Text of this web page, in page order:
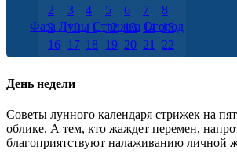
2
3 4 5 6 7
8
9
10 11 12 13 14 15
16 17 18 19 20 21
22
23 24 25 26 27 28
29 30
Фаза Луны Стрижка Огород
День недели
Советы лунного календаря стрижек на
облике. А тем, кто жаждет перемен,
благоприятствуют налаживанию личной